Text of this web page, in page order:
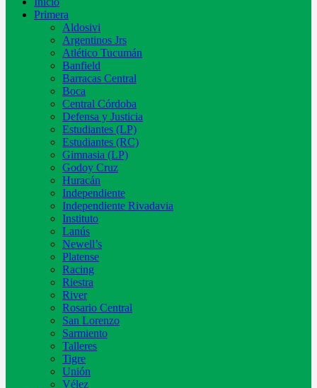
Primera
Aldosivi
Argentinos Jrs
Atlético Tucumán
Banfield
Barracas Central
Boca
Central Córdoba
Defensa y Justicia
Estudiantes (LP)
Estudiantes (RC)
Gimnasia (LP)
Godoy Cruz
Huracán
Independiente
Independiente Rivadavia
Instituto
Lanús
Newell’s
Platense
Racing
Riestra
River
Rosario Central
San Lorenzo
Sarmiento
Talleres
Tigre
Unión
Vélez